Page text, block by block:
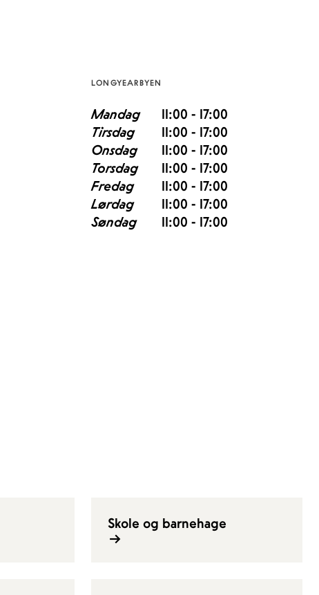
LONGYEARBYEN
Mandag
11:00 - 17:00
Tirsdag
11:00 - 17:00
Onsdag
11:00 - 17:00
Torsdag
11:00 - 17:00
Fredag
11:00 - 17:00
Lørdag
11:00 - 17:00
Søndag
11:00 - 17:00
Skole og barnehage